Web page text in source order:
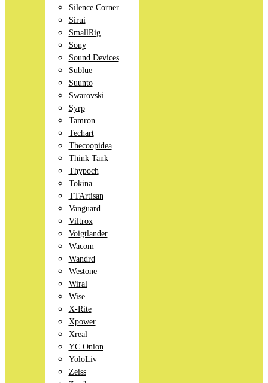
Silence Corner
Sirui
SmallRig
Sony
Sound Devices
Sublue
Suunto
Swarovski
Syrp
Tamron
Techart
Thecoopidea
Think Tank
Thypoch
Tokina
TTArtisan
Vanguard
Viltrox
Voigtlander
Wacom
Wandrd
Westone
Wiral
Wise
X-Rite
Xpower
Xreal
YC Onion
YoloLiv
Zeiss